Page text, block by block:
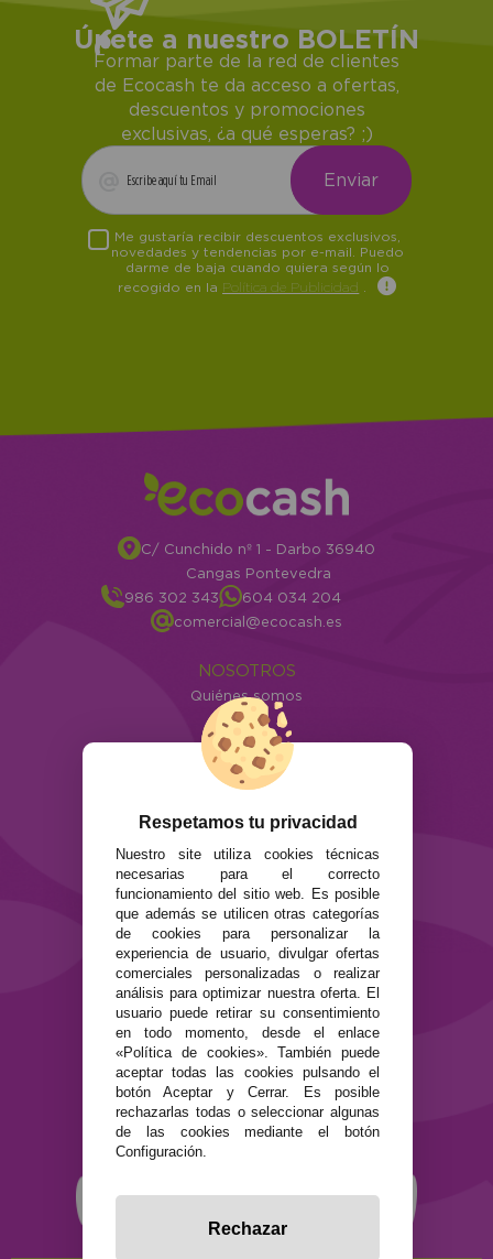
Únete a nuestro BOLETÍN
Formar parte de la red de clientes
de Ecocash te da acceso a ofertas,
descuentos y promociones
exclusivas, ¿a qué esperas? ;)
Me gustaría recibir descuentos exclusivos,
novedades y tendencias por e-mail. Puedo
darme de baja cuando quiera según lo
recogido en la Política de Publicidad
C/ Cunchido nº 1 - Darbo 36940
Cangas Pontevedra
986 302 343
604 034 204
comercial@ecocash.es
NOSOTROS
Quiénes somos
Info
ATENCIÓN AL CLIENTE
Envíos y devoluciones
Formas de pago
SEGURIDAD Y PRIVACIDAD
Términos y condiciones de uso
Política de privacidad
Política de cookies
Respetamos tu privacidad
Nuestro site utiliza cookies técnicas
necesarias para el correcto
funcionamiento del sitio web. Es posible
que además se utilicen otras categorías
de cookies para personalizar la
experiencia de usuario, divulgar ofertas
comerciales personalizadas o realizar
análisis para optimizar nuestra oferta. El
usuario puede retirar su consentimiento
en todo momento, desde el enlace
«Política de cookies». También puede
aceptar todas las cookies pulsando el
botón Aceptar y Cerrar. Es posible
rechazarlas todas o seleccionar algunas
de las cookies mediante el botón
Configuración.
Rechazar